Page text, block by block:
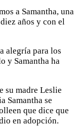
a Samantha, una
años y con el
alegría para los
y Samantha ha
su madre Leslie
Samantha se
que dice que
en adopción.